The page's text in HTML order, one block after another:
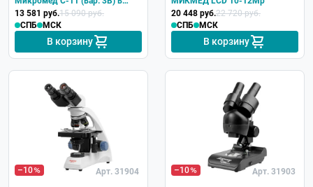
кейсе
13 581 руб.15 090 руб.
СПБ
МСК
В корзину
20 448 руб.22 720 руб.
СПБ
МСК
В корзину
–10 Арт. 31904 –10 Арт. 31903